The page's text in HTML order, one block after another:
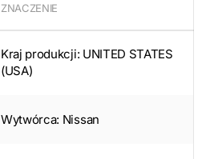
ZNACZENIE
Kraj produkcji: UNITED STATES
(USA)
Wytwórca: Nissan